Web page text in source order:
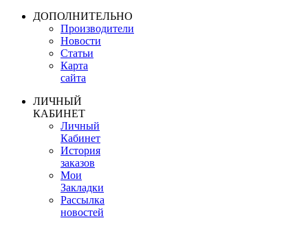
ДОПОЛНИТЕЛЬНО
Производители
Новости
Статьи
Карта
сайта
ЛИЧНЫЙ
КАБИНЕТ
Личный
Кабинет
История
заказов
Мои
Закладки
Рассылка
новостей